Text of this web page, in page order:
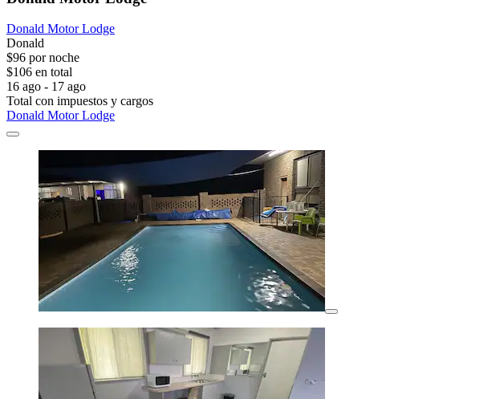
Donald Motor Lodge
Donald
$96 por noche
$106 en total
16 ago - 17 ago
Total con impuestos y cargos
Donald Motor Lodge